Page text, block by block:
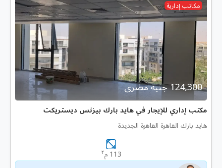
مكاتب إدارية
124,300 جنية مصرى
مكتب إداري للإيجار في هايد بارك بيزنس ديستريكت
هايد بارك القاهرة القاهرة الجديدة
113 م ٢